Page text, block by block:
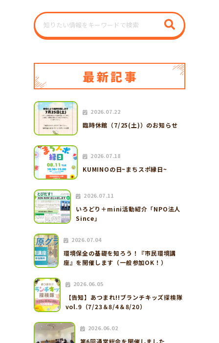
2026.07.22
臨時休館（7/25(土)）のお知らせ
2026.07.18
KUMINOの日~まちスポ縁日~
2026.07.11
いろどり＋mini活動紹介「NPO法人
Since」
2026.07.04
環境保全の基礎を知ろう！『市民環境講
座』を開催します（一般参加OK！）
2026.06.05
【告知】あつまれ!!ブランチキッズ探検隊
vol.9（7/23＆8/4＆8/20）
2026.06.02
第6回通常総会を開催しました